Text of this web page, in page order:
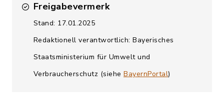
Freigabevermerk
Stand: 17.01.2025
Redaktionell verantwortlich: Bayerisches
Staatsministerium für Umwelt und
Verbraucherschutz (siehe BayernPortal)